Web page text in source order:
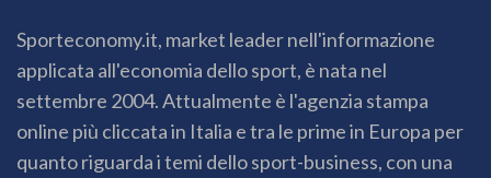
Sporteconomy.it, market leader nell'informazione
applicata all'economia dello sport, è nata nel
settembre 2004. Attualmente è l'agenzia stampa
online più cliccata in Italia e tra le prime in Europa per
quanto riguarda i temi dello sport-business, con una